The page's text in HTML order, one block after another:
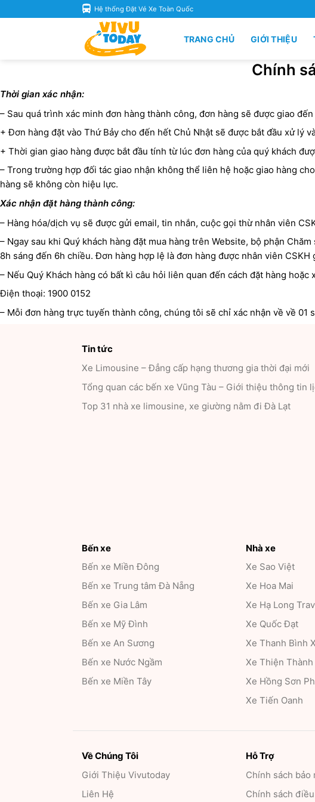
to
Hệ thống Đặt Vé Xe Toàn Quốc
TRANG CHỦ GIỚI THIỆU
Chính
Thời gian xác nhận:
– Sau quá trình xác minh đơn hàng thành công, đơn hàng sẽ được giao
+ Đơn hàng đặt vào Thứ Bảy cho đến hết Chủ Nhật sẽ được bắt đầu xử lý
+ Thời gian giao hàng được bắt đầu tính từ lúc đơn hàng của quý khách
– Trong trường hợp đối tác giao nhận không thể liên hệ hoặc giao hàng
hàng sẽ không còn hiệu lực.
Xác nhận đặt hàng thành công:
– Hàng hóa/dịch vụ sẽ được gửi email, tin nhắn, cuộc gọi thừ nhân viên
– Ngay sau khi Quý khách hàng đặt mua hàng trên Website, bộ phận
8h sáng đến 6h chiều. Đơn hàng hợp lệ là đơn hàng được nhân viên
– Nếu Quý Khách hàng có bất kì câu hỏi liên quan đến cách đặt hàng
Điện thoại: 1900 0152
– Mỗi đơn hàng trực tuyến thành công, chúng tôi sẽ chỉ xác nhận về về 01
Tin tức
Xe Limousine – Đẳng cấp hạng thương gia thời đại mới
Tổng quan các bến xe Vũng Tàu – Giới thiệu thông tin
Top 31 nhà xe limousine, xe giường nằm đi Đà Lạt
Bến xe
Bến xe Miền Đông
Bến xe Trung tâm Đà Nẵng
Bến xe Gia Lâm
Bến xe Mỹ Đình
Bến xe An Sương
Bến xe Nước Ngầm
Bến xe Miền Tây
Nhà xe
Xe Sao Việt
Xe Hoa Mai
Xe Hạ Long
Xe Quốc Đạt
Xe Thanh Bình
Xe Thiện
Xe Hồng Sơn
Xe Tiến Oanh
Về Chúng Tôi
Giới Thiệu Vivutoday
Liên Hệ
Hỗ Trợ
Chính sách bảo
Chính sách